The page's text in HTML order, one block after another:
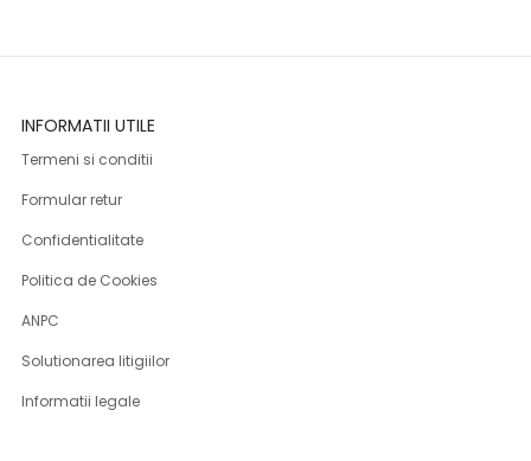
INFORMATII UTILE
Termeni si conditii
Formular retur
Confidentialitate
Politica de Cookies
ANPC
Solutionarea litigiilor
Informatii legale